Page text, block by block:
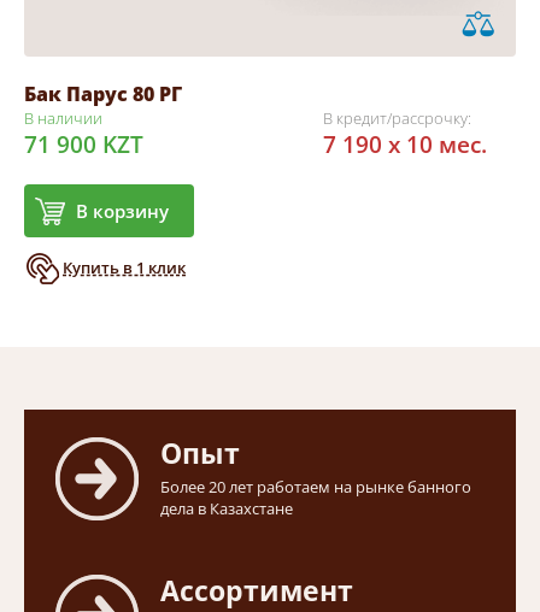
Бак Парус 80 РГ
В наличии
71 900 KZT
В корзину
Купить в 1 клик
В кредит/рассрочку:
7 190 x 10 мес.
Опыт
Более 20 лет работаем на рынке банного
дела в Казахстане
Ассортимент